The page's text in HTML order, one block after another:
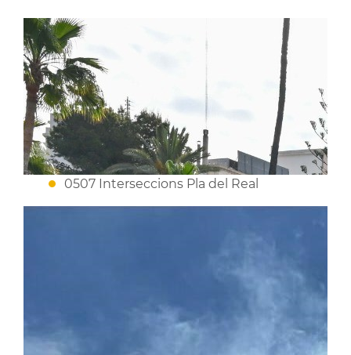
0507 Interseccions Pla del Real